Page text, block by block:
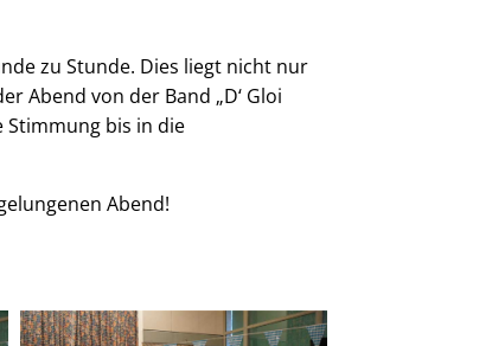
zu Stunde. Dies liegt nicht nur
Abend von der Band „D‘ Gloi
Stimmung bis in die
Abend!